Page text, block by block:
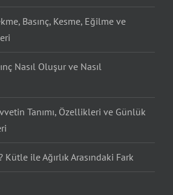
Basınç, Kesme, Eğilme ve
Nasıl Oluşur ve Nasıl
Tanımı, Özellikleri ve Günlük
ile Ağırlık Arasındaki Fark